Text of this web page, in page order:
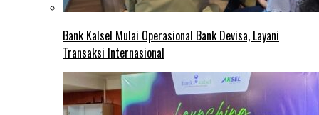
Bank Kalsel Mulai Operasional Bank Devisa, Layani
Transaksi Internasional